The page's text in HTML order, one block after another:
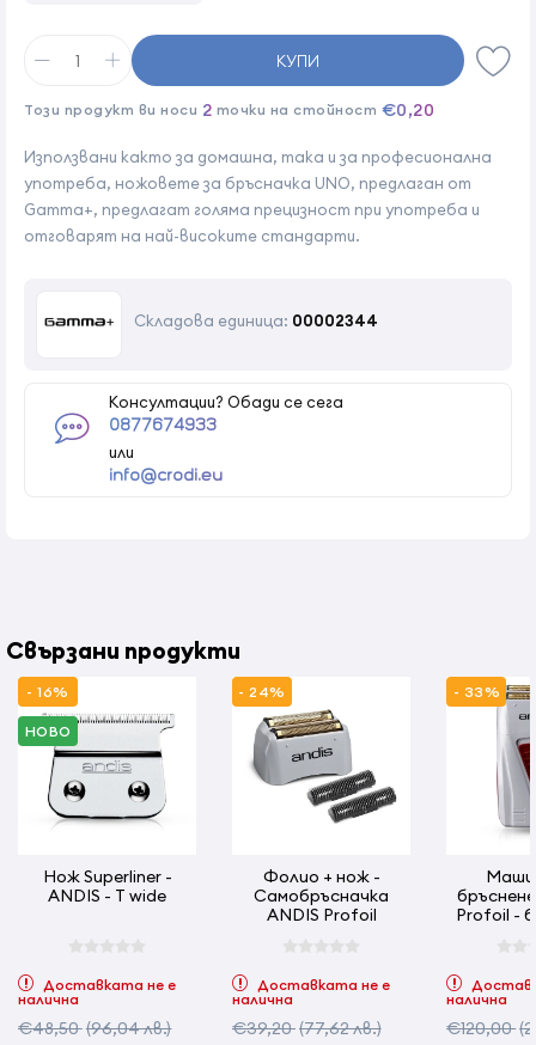
Използвани както за домашна, така и за професионална
употреба, ножовете за бръсначка UNO, предлаган от
Gamma+, предлагат голяма прецизност при употреба и
отговарят на най-високите стандарти.
Складова единица: 00002344
Консултации? Обади се сега
0877674933
или
info@crodi.eu
КУПИ
Този продукт ви носи 2 точки на стойност €0,20
Свързани продукти
- 16%
НОВО
Нож Superliner -
ANDIS - T wide
Доставката не е
налична
€48,50(96,04 лв.)
- 24%
Фолио + нож -
Самобръсначка
ANDIS Profoil
Доставката не е
налична
€39,20(77,62 лв.)
- 33%
Profoil -
налична
€120,00